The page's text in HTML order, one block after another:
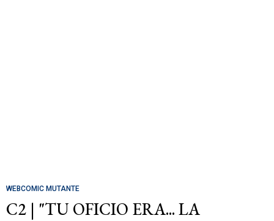
WEBCOMIC MUTANTE
C2 | "TU OFICIO ERA... LA